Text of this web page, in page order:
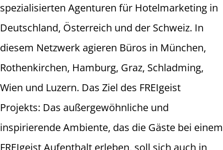
spezialisierten Agenturen für Hotelmarketing in
Deutschland, Österreich und der Schweiz. In
diesem Netzwerk agieren Büros in München,
Rothenkirchen, Hamburg, Graz, Schladming,
Wien und Luzern. Das Ziel des FREIgeist
Projekts: Das außergewöhnliche und
inspirierende Ambiente, das die Gäste bei einem
FREIgeist Aufenthalt erleben, soll sich auch in